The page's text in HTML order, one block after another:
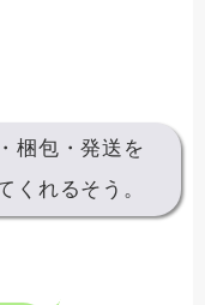
梱包・発送を
くれるそう。